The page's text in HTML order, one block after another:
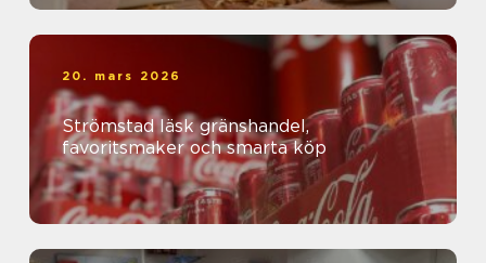
20. mars 2026
Strömstad läsk gränshandel,
favoritsmaker och smarta köp